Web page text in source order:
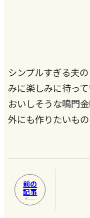
シンプルすぎる夫
みに楽しみに待っ
おいしそうな鳴門
外にも作りたいも
前の
記事